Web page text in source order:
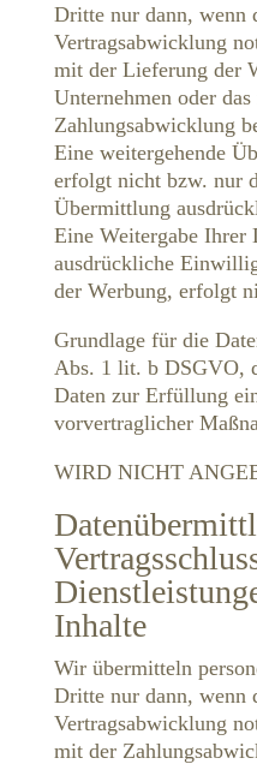
Dritte nur dann, wenn
Vertragsabwicklung
mit der Lieferung der
Unternehmen oder
Zahlungsabwicklung
Eine weitergehende
erfolgt nicht bzw. nur
Übermittlung
Eine Weitergabe Ihrer
ausdrückliche
der Werbung, erfolgt
Grundlage für die
Abs. 1 lit. b DSGVO,
Daten zur Erfüllung
vorvertraglicher
WIRD NICHT
Inhalte
Wir übermitteln
Dritte nur dann, wenn
Vertragsabwicklung
mit der